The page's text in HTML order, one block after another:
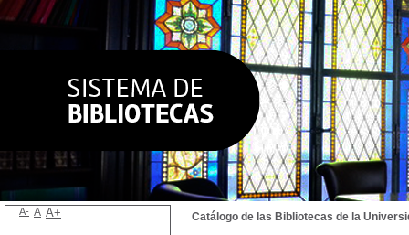
Catálogo de las Bibliotecas de la
A- A A+